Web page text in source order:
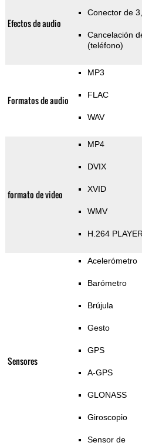
Efectos de audio
Conector de
Cancelación
(teléfono)
Formatos de audio
MP3
FLAC
WAV
formato de video
MP4
DVIX
XVID
WMV
H.264 PLAYER
Sensores
Acelerómetro
Barómetro
Brújula
Gesto
GPS
A-GPS
GLONASS
Giroscopio
Sensor de